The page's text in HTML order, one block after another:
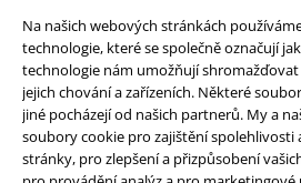
Na našich webových stránkách
technologie, které se společně označují
technologie nám umožňují
jejich chování a zařízeních. Některé
jiné pocházejí od našich partnerů. My a
soubory cookie pro zajištění spolehlivosti
stránky, pro zlepšení a přizpůsobení
EMP aplikaci
Stáhněte si novou EMP aplikaci
funkce a